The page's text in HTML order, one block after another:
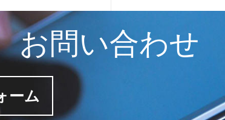
問い合わせ
ーム